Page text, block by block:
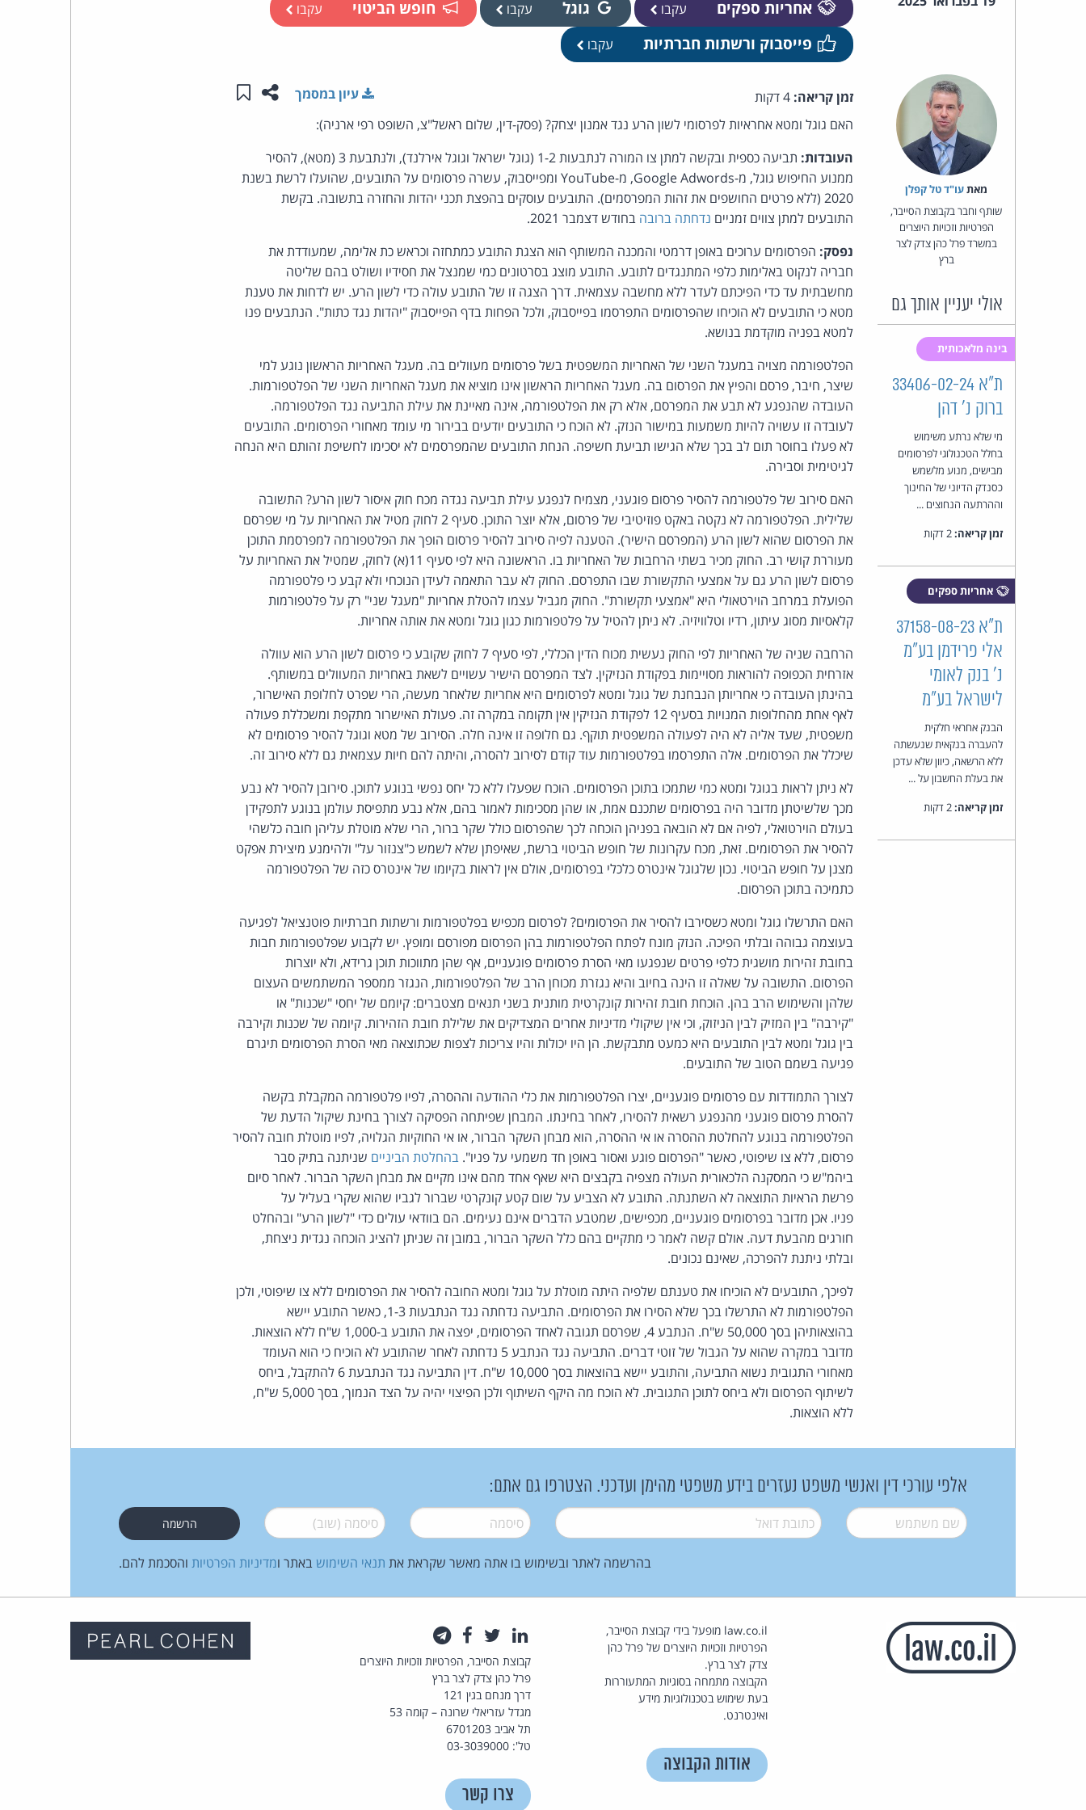
אחריות ספקים עקבו גוגל עקבו חופש הביטוי עקבו
פייסבוק ורשתות חברתיות עקבו
מאת‏עו"ד טל קפלן
שותף וחבר בקבוצת הסייבר,
הפרטיות וזכויות היוצרים
במשרד פרל כהן צדק לצר
ברץ
אולי יעניין אותך גם
בינה מלאכותית
ת"א 33406-02-24
ברוק נ' דהן
מי שלא נרתע משימוש
בחלל הטכנולוגי לפרסומים
מבישים, מנוע מלשמש
כסנדק הדיוני של החינוך
וההרתעה הנחוצים ...
זמן קריאה:
אחריות ספקים
ת"א 37158-08-23
אלי פרידמן בע"מ
נ' בנק לאומי
לישראל בע"מ
הבנק אחראי חלקית
להעברה בנקאית שנעשתה
ללא הרשאה, כיוון שלא עדכן
את בעלת החשבון על ...
זמן קריאה:
זמן קריאה: שתפו עמוד זה
שמור ב"תכנים שלי"
עיון במסמך
האם גוגל ומטא אחראיות לפרסומי לשון הרע נגד אמנון יצחק? (פסק-דין, שלום ראשל"צ, השופט רפי ארניה):
העובדות:
תביעה כספית ובקשה למתן צו המורה לנתבעות 1-2 (גוגל ישראל וגוגל אירלנד), ולנתבעת 3 (מטא), להסיר
ממנוע החיפוש גוגל, מ-Google Adwords, מ-YouTube ומפייסבוק, עשרה פרסומים על התובעים, שהועלו לרשת בשנת
2020 (ללא פרטים החושפים את זהות המפרסמים). התובעים עוסקים בהפצת תכני יהדות והחזרה בתשובה. בקשת
התובעים למתן צווים זמניים נדחתה ברובה בחודש דצמבר 2021.
נפסק: הפרסומים ערוכים באופן דרמטי והמכנה המשותף הוא הצגת התובע כמתחזה וכראש כת אלימה, שמעודדת את
חבריה לנקוט באלימות כלפי המתנגדים לתובע. התובע מוצג בסרטונים כמי שמנצל את חסידיו ושולט בהם שליטה
מחשבתית עד כדי הפיכתם לעדר ללא מחשבה עצמאית. דרך הצגה זו של התובע עולה כדי לשון הרע. יש לדחות את טענת
מטא כי התובעים לא הוכיחו שהפרסומים התפרסמו בפייסבוק, ולכל הפחות בדף הפייסבוק "יהדות נגד כתות". הנתבעים פנו
למטא בפניה מוקדמת בנושא.
הפלטפורמה מצויה במעגל השני של האחריות המשפטית בשל פרסומים מעוולים בה. מעגל האחריות הראשון נוגע למי
שיצר, חיבר, פרסם והפיץ את הפרסום בה. מעגל האחריות הראשון אינו מוציא את מעגל האחריות השני של הפלטפורמות.
העובדה שהנפגע לא תבע את המפרסם, אלא רק את הפלטפורמה, אינה מאיינת את עילת התביעה נגד הפלטפורמה.
לעובדה זו עשויה להיות משמעות במישור הנזק. לא הוכח כי התובעים יודעים בבירור מי עומד מאחורי הפרסומים. התובעים
לא פעלו בחוסר תום לב בכך שלא הגישו תביעת חשיפה. הנחת התובעים שהמפרסמים לא יסכימו לחשיפת זהותם היא הנחה
לגיטימית וסבירה.
האם סירוב של פלטפורמה להסיר פרסום פוגעני, מצמיח לנפגע עילת תביעה נגדה מכח חוק איסור לשון הרע? התשובה
שלילית. הפלטפורמה לא נקטה באקט פוזיטיבי של פרסום, אלא יוצר התוכן. סעיף 2 לחוק מטיל את האחריות על מי שפרסם
את הפרסום שהוא לשון הרע (המפרסם הישיר). הטענה לפיה סירוב להסיר פרסום הופך את הפלטפורמה למפרסמת התוכן
מעוררת קושי רב. החוק מכיר בשתי הרחבות של האחריות בו. הראשונה היא לפי סעיף 11(א) לחוק, שמטיל את האחריות על
פרסום לשון הרע גם על אמצעי התקשורת שבו התפרסם. החוק לא עבר התאמה לעידן הנוכחי ולא קבע כי פלטפורמה
הפועלת במרחב הוירטאולי היא "אמצעי תקשורת". החוק מגביל עצמו להטלת אחריות "מעגל שני" רק על פלטפורמות
קלאסיות מסוג עיתון, רדיו וטלוויזיה. לא ניתן להטיל על פלטפורמות כגון גוגל ומטא את אותה אחריות.
הרחבה שניה של האחריות לפי החוק נעשית מכוח הדין הכללי, לפי סעיף 7 לחוק שקובע כי פרסום לשון הרע הוא עוולה
אזרחית הכפופה להוראות מסויימות בפקודת הנזיקין. לצד המפרסם הישיר עשויים לשאת באחריות המעוולים במשותף.
בהינתן העובדה כי אחריותן הנבחנת של גוגל ומטא לפרסומים היא אחריות שלאחר מעשה, הרי שפרט לחלופת האישרור,
לאף אחת מהחלופות המנויות בסעיף 12 לפקודת הנזיקין אין תקומה במקרה זה. פעולת האישרור מתקפת ומשכללת פעולה
משפטית, שעד אליה לא היה לפעולה המשפטית תוקף. גם חלופה זו אינה חלה. הסירוב של מטא וגוגל להסיר פרסומים לא
שיכלל את הפרסומים. אלה התפרסמו בפלטפורמות עוד קודם לסירוב להסרה, והיתה להם חיות עצמאית גם ללא סירוב זה.
לא ניתן לראות בגוגל ומטא כמי שתמכו בתוכן הפרסומים. הוכח שפעלו ללא כל יחס נפשי בנוגע לתוכן. סירובן להסיר לא נבע
מכך שלשיטתן מדובר היה בפרסומים שתכנם אמת, או שהן מסכימות לאמור בהם, אלא נבע מתפיסת עולמן בנוגע לתפקידן
בעולם הוירטואלי, לפיה אם לא הובאה בפניהן הוכחה לכך שהפרסום כולל שקר ברור, הרי שלא מוטלת עליהן חובה כלשהי
להסיר את הפרסומים. זאת, מכח עקרונות של חופש הביטוי ברשת, שאיפתן שלא לשמש כ"צנזור על" ולהימנע מיצירת אפקט
מצנן על חופש הביטוי. נכון שלגוגל אינטרס כלכלי בפרסומים, אולם אין לראות בקיומו של אינטרס כזה של הפלטפורמה
כתמיכה בתוכן הפרסום.
האם התרשלו גוגל ומטא כשסירבו להסיר את הפרסומים? לפרסום מכפיש בפלטפורמות ורשתות חברתיות פוטנציאל לפגיעה
בעוצמה גבוהה ובלתי הפיכה. הנזק מונח לפתח הפלטפורמות בהן הפרסום מפורסם ומופץ. יש לקבוע שפלטפורמות חבות
בחובת זהירות מושגית כלפי פרטים שנפגעו מאי הסרת פרסומים פוגעניים, אף שהן מתווכות תוכן גרידא, ולא יוצרות
הפרסום. התשובה על שאלה זו הינה בחיוב והיא נגזרת מכוחן הרב של הפלטפורמות, הנגזר ממספר המשתמשים העצום
שלהן והשימוש הרב בהן. הוכחת חובת זהירות קונקרטית מותנית בשני תנאים מצטברים: קיומם של יחסי "שכנות" או
"קירבה" בין המזיק לבין הניזוק, וכי אין שיקולי מדיניות אחרים המצדיקים את שלילת חובת הזהירות. קיומה של שכנות וקירבה
בין גוגל ומטא לבין התובעים היא כמעט מתבקשת. הן היו יכולות והיו צריכות לצפות שכתוצאה מאי הסרת הפרסומים תיגרם
פגיעה בשמם הטוב של התובעים.
לצורך התמודדות עם פרסומים פוגעניים, יצרו הפלטפורמות את כלי ההודעה וההסרה, לפיו פלטפורמה המקבלת בקשה
להסרת פרסום פוגעני מהנפגע רשאית להסירו, לאחר בחינתו. המבחן שפיתחה הפסיקה לצורך בחינת שיקול הדעת של
הפלטפורמה בנוגע להחלטת ההסרה או אי ההסרה, הוא מבחן השקר הברור, או אי החוקיות הגלויה, לפיו מוטלת חובה להסיר
פרסום, ללא צו שיפוטי, כאשר "הפרסום פוגע ואסור באופן חד משמעי על פניו". בהחלטת הביניים שניתנה בתיק סבר
ביהמ"ש כי המסקנה הלכאורית העולה מצפיה בקבצים היא שאף אחד מהם אינו מקיים את מבחן השקר הברור. לאחר סיום
פרשת הראיות התוצאה לא השתנתה. התובע לא הצביע על שום קטע קונקרטי שברור לגביו שהוא שקרי בעליל על
פניו. אכן מדובר בפרסומים פוגעניים, מכפישים, שמטבע הדברים אינם נעימים. הם בוודאי עולים כדי "לשון הרע" ובהחלט
חורגים מהבעת דעה. אולם קשה לאמר כי מתקיים בהם כלל השקר הברור, במובן זה שניתן להציג הוכחה נגדית ניצחת,
ובלתי ניתנת להפרכה, שאינם נכונים.
לפיכך, התובעים לא הוכיחו את טענתם שלפיה היתה מוטלת על גוגל ומטא החובה להסיר את הפרסומים ללא צו שיפוטי, ולכן
הפלטפורמות לא התרשלו בכך שלא הסירו את הפרסומים. התביעה נדחתה נגד הנתבעות 1-3, כאשר התובע יישא
בהוצאותיהן בסך 50,000 ש"ח. הנתבע 4, שפרסם תגובה לאחד הפרסומים, יפצה את התובע ב-1,000 ש"ח ללא הוצאות.
מדובר במקרה שהוא על הגבול של זוטי דברים. התביעה נגד הנתבע 5 נדחתה לאחר שהתובע לא הוכיח כי הוא העומד
מאחורי התגובית נשוא התביעה, והתובע יישא בהוצאות בסך 10,000 ש"ח. דין התביעה נגד הנתבעת 6 להתקבל, ביחס
לשיתוף הפרסום ולא ביחס לתוכן התגובית. לא הוכח מה היקף השיתוף ולכן הפיצוי יהיה על הצד הנמוך, בסך 5,000 ש"ח,
ללא הוצאות.
אלפי עורכי דין ואנשי משפט נעזרים בידע משפטי מהימן ועדכני. הצטרפו גם אתם:
שם משתמש* דואל* סיסמה* סיסמה (שוב)*
בהרשמה לאתר ובשימוש בו אתה מאשר שקראת את תנאי השימוש באתר ומדיניות הפרטיות והסכמת להם.
law.co.il מופעל בידי קבוצת הסייבר,
הפרטיות וזכויות היוצרים של פרל כהן
צדק לצר ברץ.
הקבוצה מתמחה בסוגיות המתעוררות
בעת שימוש בטכנולוגיות מידע
ואינטרנט.
אודות הקבוצה
לינקדאין
טוויטרפייסבוק
קבוצת הסייבר, הפרטיות וזכויות היוצרים
פרל כהן צדק לצר ברץ
דרך מנחם בגין 121
מגדל עזריאלי שרונה – קומה 53
תל אביב 6701203
טל': 03-3039000
צרו קשר